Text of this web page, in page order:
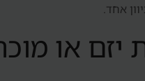
אחד.
יזם או